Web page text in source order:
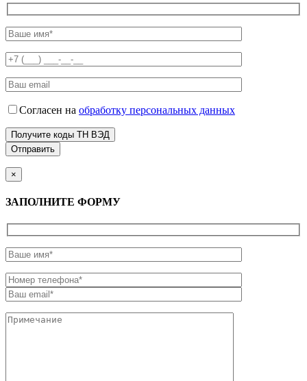
Согласен на обработку персональных данных
Получите коды ТН ВЭД
×
ЗАПОЛНИТЕ ФОРМУ